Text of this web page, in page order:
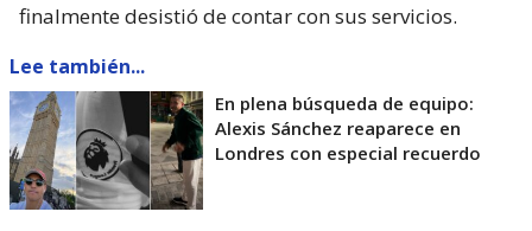
finalmente desistió de contar con sus servicios.
Lee también...
En plena búsqueda de equipo:
Alexis Sánchez reaparece en
Londres con especial recuerdo